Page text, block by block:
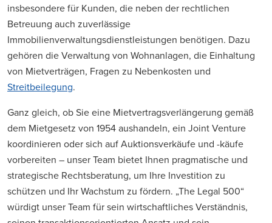
insbesondere für Kunden, die neben der rechtlichen
Betreuung auch zuverlässige
Immobilienverwaltungsdienstleistungen benötigen. Dazu
gehören die Verwaltung von Wohnanlagen, die Einhaltung
von Mietverträgen, Fragen zu Nebenkosten und
Streitbeilegung.
Ganz gleich, ob Sie eine Mietvertragsverlängerung gemäß
dem Mietgesetz von 1954 aushandeln, ein Joint Venture
koordinieren oder sich auf Auktionsverkäufe und -käufe
vorbereiten – unser Team bietet Ihnen pragmatische und
strategische Rechtsberatung, um Ihre Investition zu
schützen und Ihr Wachstum zu fördern. „The Legal 500“
würdigt unser Team für sein wirtschaftliches Verständnis,